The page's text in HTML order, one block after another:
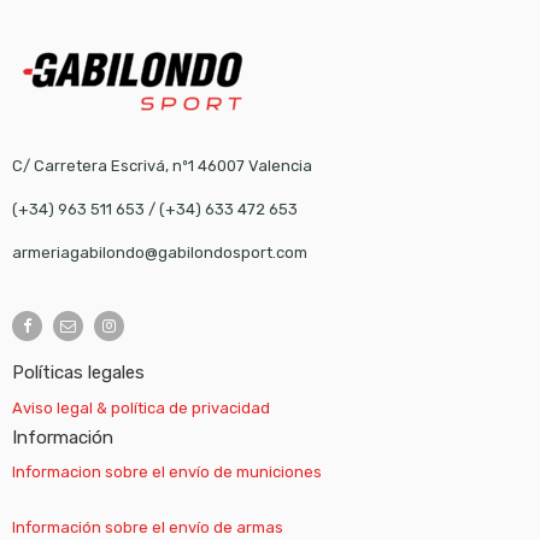
C/ Carretera Escrivá, nº1 46007 Valencia
(+34) 963 511 653 / (+34) 633 472 653
armeriagabilondo@gabilondosport.com
Políticas legales
Aviso legal & política de privacidad
Información
Informacion sobre el envío de municiones
Información sobre el envío de armas